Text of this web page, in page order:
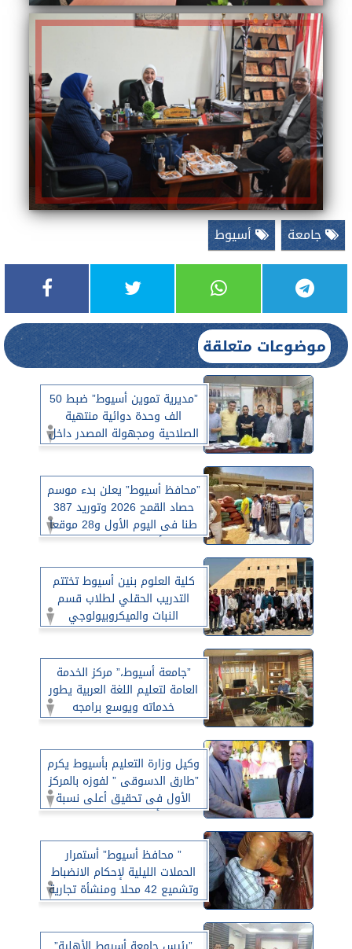
جامعة أسيوط
موضوعات متعلقة
”مديرية تموين أسيوط” ضبط 50
الف وحدة دوائية منتهية
الصلاحية ومجهولة المصدر داخل
صيدلية غير مرخصة بالبدارى
”محافظ أسيوط” يعلن بدء موسم
حصاد القمح 2026 وتوريد 387
طنا فى اليوم الأول و28 موقعا
جاهزا لأستقبال المحصول حتى
كلية العلوم بنين أسيوط تختتم
التدريب الحقلي لطلاب قسم
النبات والميكروبيولوجي
بالإسكندرية لتعزيز مهارتهم
”جامعة أسيوط،” مركز الخدمة
العامة لتعليم اللغة العربية يطور
خدماته ويوسع برامجه
وكيل وزارة التعليم بأسيوط يكرم
”طارق الدسوقى ” لفوزه بالمركز
الأول فى تحقيق أعلى نسبة
توريد أرباح للمدرسة المنتجة
” محافظ أسيوط” أستمرار
الحملات الليلية لإحكام الانضباط
وتشميع 42 محلا ومنشأة تجارية
مخالفة لقرار الغلق